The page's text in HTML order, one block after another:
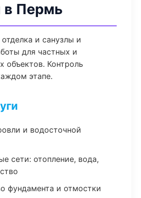
в Пермь
и санузлы и
для частных и
объектов. Контроль
этапе.
и водосточной
сети: отопление, вода,
фундамента и отмостки